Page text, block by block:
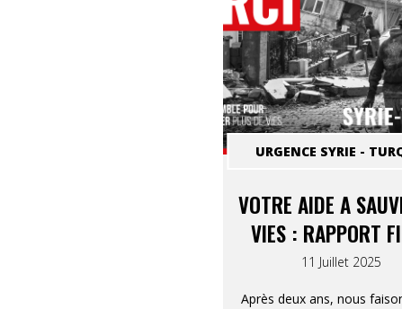
VOTRE AIDE A
VIES : RAPPORT
SYRIE-TURQUIE
11 Juillet 2025
Après deux ans, nous
URGENCE SYRIE -